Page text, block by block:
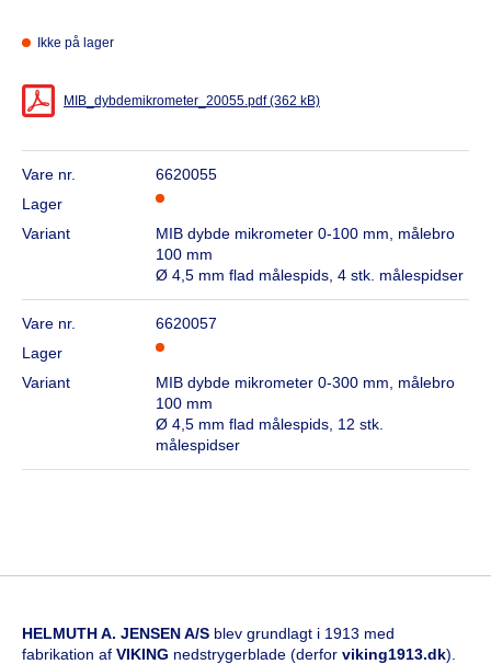
Ikke på lager
MIB_dybdemikrometer_20055.pdf (362 kB)
Vare nr.
6620055
Lager
Variant
MIB dybde mikrometer 0-100 mm, målebro
100 mm
Ø 4,5 mm flad målespids, 4 stk. målespidser
Vare nr.
6620057
Lager
Variant
MIB dybde mikrometer 0-300 mm, målebro
100 mm
Ø 4,5 mm flad målespids, 12 stk.
målespidser
HELMUTH A. JENSEN A/S blev grundlagt i 1913 med
fabrikation af VIKING nedstrygerblade (derfor viking1913.dk).